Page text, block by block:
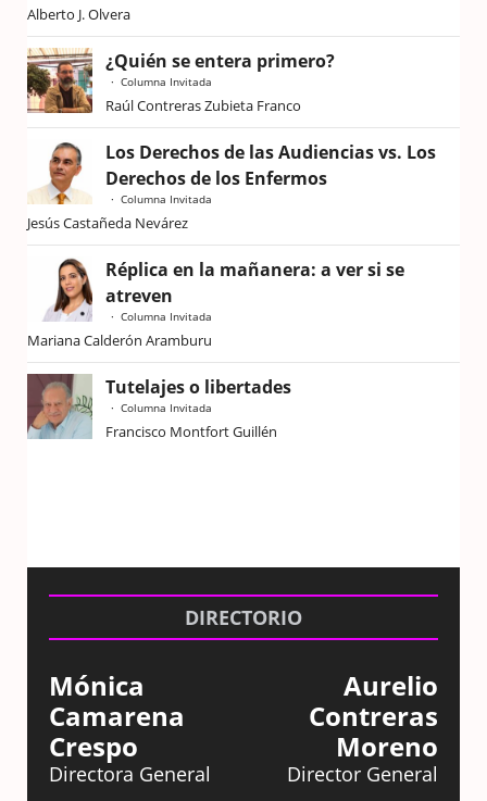
Alberto J. Olvera
¿Quién se entera primero?
Columna Invitada
Raúl Contreras Zubieta Franco
Los Derechos de las Audiencias vs. Los
Derechos de los Enfermos
Columna Invitada
Jesús Castañeda Nevárez
Réplica en la mañanera: a ver si se
atreven
Columna Invitada
Mariana Calderón Aramburu
Tutelajes o libertades
Columna Invitada
Francisco Montfort Guillén
DIRECTORIO
Mónica
Camarena
Crespo
Directora General
Aurelio
Contreras
Moreno
Director General